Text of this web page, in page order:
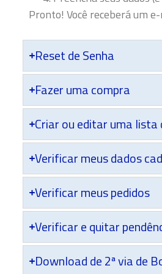
Pronto! Você receberá um
Reset de Senha
Fazer uma compra
Criar ou editar uma lista
Verificar meus dados
Verificar meus pedidos
Verificar e quitar
Download de 2ª via de